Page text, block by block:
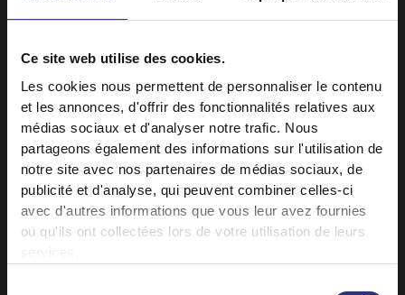
Ce site web utilise des cookies.
Les cookies nous permettent de personnaliser le contenu
et les annonces, d'offrir des fonctionnalités relatives aux
médias sociaux et d'analyser notre trafic. Nous
partageons également des informations sur l'utilisation de
notre site avec nos partenaires de médias sociaux, de
publicité et d'analyse, qui peuvent combiner celles-ci
avec d'autres informations que vous leur avez fournies
ou qu'ils ont collectées lors de votre utilisation de leurs
Où acheter
Riz Basmati Tomate &
Basilic
Riz Vapeur
Riz Basmati Pilaf
Riz Vapeur